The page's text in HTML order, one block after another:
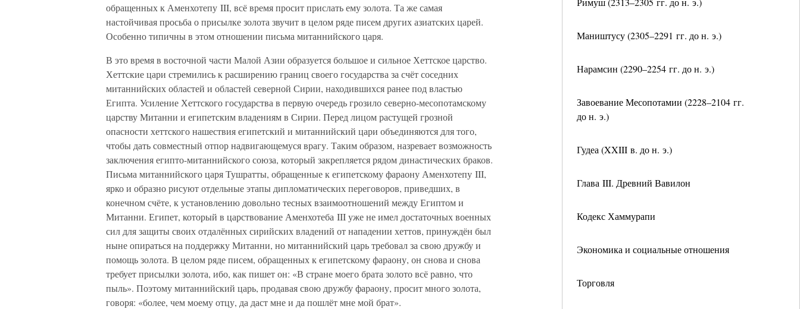
Маништусу (2305–2291 гг. до н. э.)
Нарамсин (2290–2254 гг. до н. э.)
Завоевание Месопотамии (2228–2104 гг.
до н. э.)
Гудеа (XXIII в. до н. э.)
Глава III. Древний Вавилон
Кодекс Хаммурапи
Экономика и социальные отношения
Торговля
обращенных к Аменхотепу III, всё время просит прислать ему золота. Та же самая
настойчивая просьба о присылке золота звучит в целом ряде писем других азиатских царей.
Особенно типичны в этом отношении письма митаннийского царя.
В это время в восточной части Малой Азии образуется большое и сильное Хеттское царство.
Хеттские цари стремились к расширению границ своего государства за счёт соседних
митаннийских областей и областей северной Сирии, находившихся ранее под властью
Египта. Усиление Хеттского государства в первую очередь грозило северно-месопотамскому
царству Митанни и египетским владениям в Сирии. Перед лицом растущей грозной
опасности хеттского нашествия египетский и митаннийский цари объединяются для того,
чтобы дать совместный отпор надвигающемуся врагу. Таким образом, назревает возможность
заключения египто-митаннийского союза, который закрепляется рядом династических браков.
Письма митаннийского царя Тушратты, обращенные к египетскому фараону Аменхотепу III,
ярко и образно рисуют отдельные этапы дипломатических переговоров, приведших, в
конечном счёте, к установлению довольно тесных взаимоотношений между Египтом и
Митанни. Египет, который в царствование Аменхотеба III уже не имел достаточных военных
сил для защиты своих отдалённых сирийских владений от нападении хеттов, принуждён был
ныне опираться на поддержку Митанни, но митаннийский царь требовал за свою дружбу и
помощь золота. В целом ряде писем, обращенных к египетскому фараону, он снова и снова
требует присылки золота, ибо, как пишет он: «В стране моего брата золото всё равно, что
пыль». Поэтому митаннийский царь, продавая свою дружбу фараону, просит много золота,
говоря: «более, чем моему отцу, да даст мне и да пошлёт мне мой брат».